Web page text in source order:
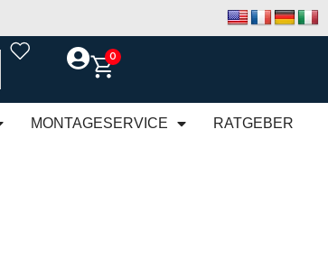
0
MONTAGESERVICE RATGEBER